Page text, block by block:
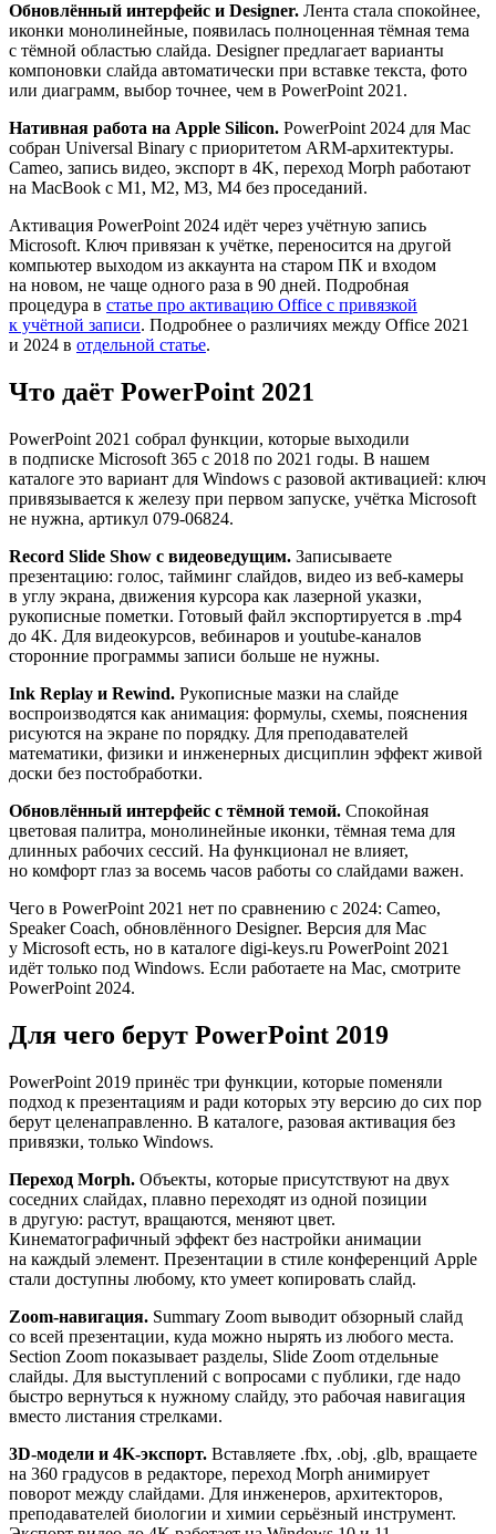
Обновлённый интерфейс и Designer. Лента стала спокойнее,
иконки монолинейные, появилась полноценная тёмная тема
с тёмной областью слайда. Designer предлагает варианты
компоновки слайда автоматически при вставке текста, фото
или диаграмм, выбор точнее, чем в PowerPoint 2021.
Нативная работа на Apple Silicon. PowerPoint 2024 для Mac
собран Universal Binary с приоритетом ARM-архитектуры.
Cameo, запись видео, экспорт в 4K, переход Morph работают
на MacBook с M1, M2, M3, M4 без проседаний.
Активация PowerPoint 2024 идёт через учётную запись
Microsoft. Ключ привязан к учётке, переносится на другой
компьютер выходом из аккаунта на старом ПК и входом
на новом, не чаще одного раза в 90 дней. Подробная
процедура в статье про активацию Office с привязкой
к учётной записи. Подробнее о различиях между Office 2021
и 2024 в отдельной статье.
Что даёт PowerPoint 2021
PowerPoint 2021 собрал функции, которые выходили
в подписке Microsoft 365 c 2018 по 2021 годы. В нашем
каталоге это вариант для Windows с разовой активацией: ключ
привязывается к железу при первом запуске, учётка Microsoft
не нужна, артикул 079-06824.
Record Slide Show с видеоведущим. Записываете
презентацию: голос, тайминг слайдов, видео из веб-камеры
в углу экрана, движения курсора как лазерной указки,
рукописные пометки. Готовый файл экспортируется в .mp4
до 4K. Для видеокурсов, вебинаров и youtube-каналов
сторонние программы записи больше не нужны.
Ink Replay и Rewind. Рукописные мазки на слайде
воспроизводятся как анимация: формулы, схемы, пояснения
рисуются на экране по порядку. Для преподавателей
математики, физики и инженерных дисциплин эффект живой
доски без постобработки.
Обновлённый интерфейс с тёмной темой. Спокойная
цветовая палитра, монолинейные иконки, тёмная тема для
длинных рабочих сессий. На функционал не влияет,
но комфорт глаз за восемь часов работы со слайдами важен.
Чего в PowerPoint 2021 нет по сравнению с 2024: Cameo,
Speaker Coach, обновлённого Designer. Версия для Mac
у Microsoft есть, но в каталоге digi-keys.ru PowerPoint 2021
идёт только под Windows. Если работаете на Mac, смотрите
PowerPoint 2024.
Для чего берут PowerPoint 2019
PowerPoint 2019 принёс три функции, которые поменяли
подход к презентациям и ради которых эту версию до сих пор
берут целенаправленно. В каталоге, разовая активация без
привязки, только Windows.
Переход Morph. Объекты, которые присутствуют на двух
соседних слайдах, плавно переходят из одной позиции
в другую: растут, вращаются, меняют цвет.
Кинематографичный эффект без настройки анимации
на каждый элемент. Презентации в стиле конференций Apple
стали доступны любому, кто умеет копировать слайд.
Zoom-навигация. Summary Zoom выводит обзорный слайд
со всей презентации, куда можно нырять из любого места.
Section Zoom показывает разделы, Slide Zoom отдельные
слайды. Для выступлений с вопросами с публики, где надо
быстро вернуться к нужному слайду, это рабочая навигация
вместо листания стрелками.
3D-модели и 4K-экспорт. Вставляете .fbx, .obj, .glb, вращаете
на 360 градусов в редакторе, переход Morph анимирует
поворот между слайдами. Для инженеров, архитекторов,
преподавателей биологии и химии серьёзный инструмент.